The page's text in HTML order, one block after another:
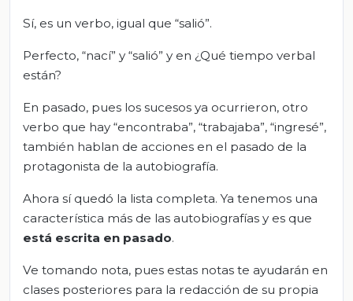
Sí, es un verbo, igual que “salió”.
Perfecto, “nací” y “salió” y en ¿Qué tiempo verbal
están?
En pasado, pues los sucesos ya ocurrieron, otro
verbo que hay “encontraba”, “trabajaba”, “ingresé”,
también hablan de acciones en el pasado de la
protagonista de la autobiografía.
Ahora sí quedó la lista completa. Ya tenemos una
característica más de las autobiografías y es que
está escrita en pasado.
Ve tomando nota, pues estas notas te ayudarán en
clases posteriores para la redacción de su propia